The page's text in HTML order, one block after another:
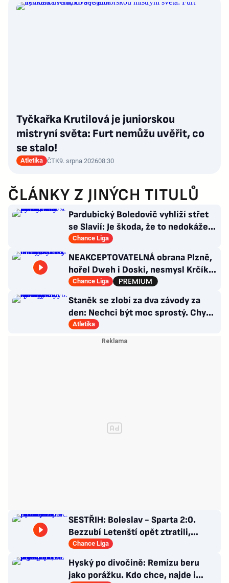
Tyčkařka Krutilová je juniorskou
mistryní světa: Furt nemůžu uvěřit, co
se stalo!
Atletika ČTK9. srpna 202608:30
ČLÁNKY Z JINÝCH TITULŮ
Pardubický Boledovič vyhlíží střet
se Slavií: Je škoda, že to nedokáže
postavit na mladých
Chance Liga
NEAKCEPTOVATELNÁ obrana Plzně,
hořel Dweh i Doski, nesmysl Krčíka.
Ustojí to Hyský?
Chance Liga
Staněk se zlobí za dva závody za
den: Nechci být moc sprostý. Chybí
nám styčný důstojník
Atletika
SESTŘIH: Boleslav - Sparta 2:0.
Bezzubí Letenští opět ztratili,
domácí rozhodli v první půli
Chance Liga
Hyský po divočině: Remízu beru
jako porážku. Kdo chce, najde i